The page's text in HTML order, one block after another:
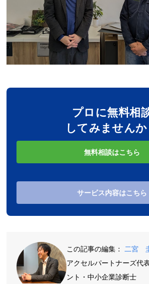
プロに無料相
してみませんか
無料相談はこちら
サービス内容はこちら
この記事の編集： 二宮
アクセルパートナーズ代
ント・中小企業診断士